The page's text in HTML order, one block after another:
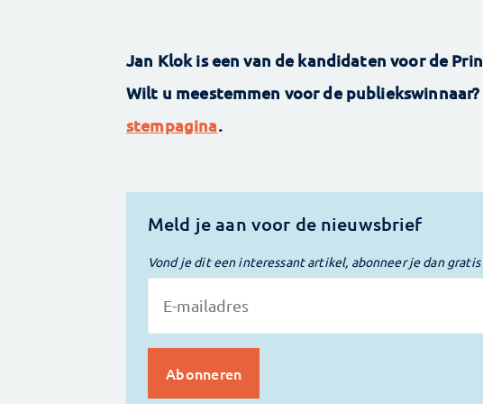
Jan Klok is een van de kandidaten voor de
Wilt u meestemmen voor de
stempagina.
Meld je aan voor de nieuwsbrief
Vond je dit een interessant artikel, abonneer je dan